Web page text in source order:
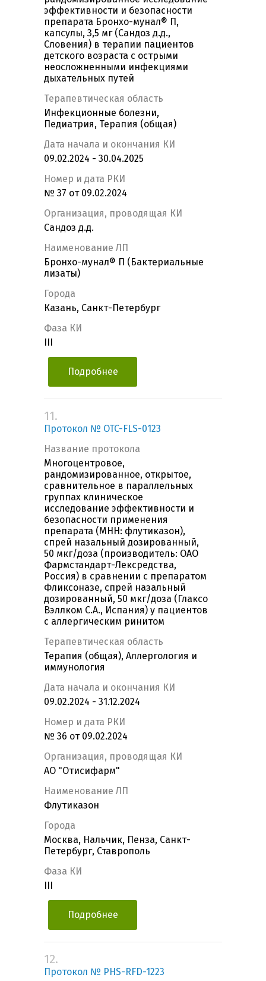
эффективности и безопасности
препарата Бронхо-мунал® П,
капсулы, 3,5 мг (Сандоз д.д.,
Словения) в терапии пациентов
детского возраста с острыми
неосложненными инфекциями
дыхательных путей
Терапевтическая область
Инфекционные болезни,
Педиатрия, Терапия (общая)
Дата начала и окончания КИ
09.02.2024 - 30.04.2025
Номер и дата РКИ
№ 37 от 09.02.2024
Организация, проводящая КИ
Сандоз д.д.
Наименование ЛП
Бронхо-мунал® П (Бактериальные
лизаты)
Города
Казань, Санкт-Петербург
Фаза КИ
Подробнее
11.
Протокол № OTC-FLS-0123
Название протокола
Многоцентровое,
рандомизированное, открытое,
сравнительное в параллельных
группах клиническое
исследование эффективности и
безопасности применения
препарата (МНН: флутиказон),
спрей назальный дозированный,
50 мкг/доза (производитель: ОАО
Фармстандарт-Лексредства,
Россия) в сравнении с препаратом
Фликсоназе, спрей назальный
дозированный, 50 мкг/доза (Глаксо
Вэллком С.А., Испания) у пациентов
с аллергическим ринитом
Терапевтическая область
Терапия (общая), Аллергология и
иммунология
Дата начала и окончания КИ
09.02.2024 - 31.12.2024
Номер и дата РКИ
№ 36 от 09.02.2024
Организация, проводящая КИ
АО "Отисифарм"
Наименование ЛП
Флутиказон
Города
Москва, Нальчик, Пенза, Санкт-
Петербург, Ставрополь
Фаза КИ
Подробнее
12.
Протокол № PHS-RFD-1223